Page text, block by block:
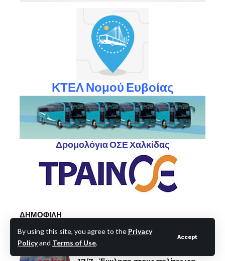
By using this site, you agree to the Privacy
Policyand Terms of Use.
Accept
ΚΤΕΛ Νομού Ευβοίας
Δρομολόγια ΟΣΕ Χαλκίδας
ΔΗΜΟΦΙΛΗ
Εύβοια: Προσοχή-Πολύ υψηλός